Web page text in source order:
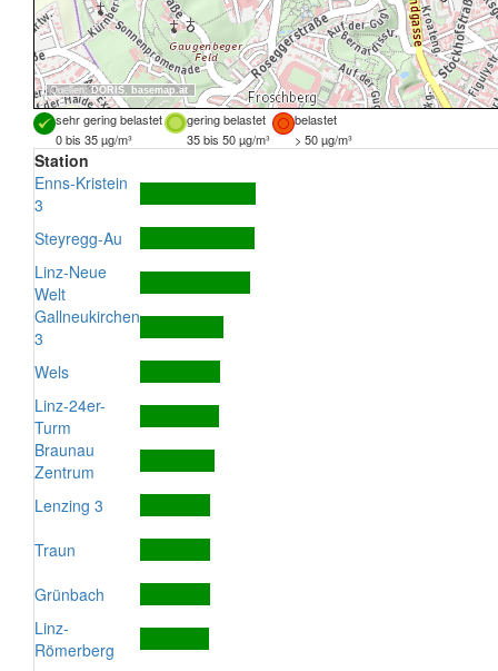
Quellen:DORIS, basemap.at
sehr gering belastet gering belastet
belastet
0 bis 35 µg/m³
35 bis 50 µg/m³ > 50 µg/m³
Station
Enns-Kristein
3
Steyregg-Au
Linz-Neue
Welt
Gallneukirchen
3
Wels
Linz-24er-
Turm
Braunau
Zentrum
Lenzing 3
Traun
Grünbach
Linz-
Römerberg